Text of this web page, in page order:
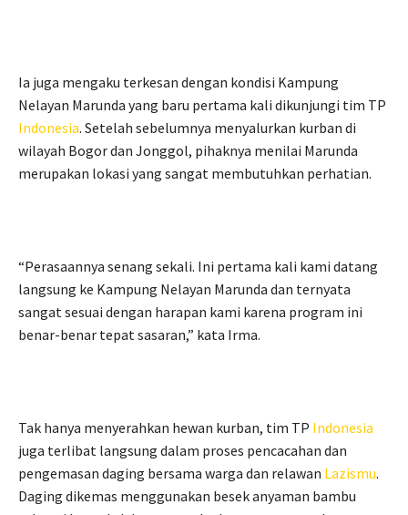
Ia juga mengaku terkesan dengan kondisi Kampung
Nelayan Marunda yang baru pertama kali dikunjungi tim TP
Indonesia. Setelah sebelumnya menyalurkan kurban di
wilayah Bogor dan Jonggol, pihaknya menilai Marunda
merupakan lokasi yang sangat membutuhkan perhatian.
“Perasaannya senang sekali. Ini pertama kali kami datang
langsung ke Kampung Nelayan Marunda dan ternyata
sangat sesuai dengan harapan kami karena program ini
benar-benar tepat sasaran,” kata Irma.
Tak hanya menyerahkan hewan kurban, tim TP Indonesia
juga terlibat langsung dalam proses pencacahan dan
pengemasan daging bersama warga dan relawan Lazismu.
Daging dikemas menggunakan besek anyaman bambu